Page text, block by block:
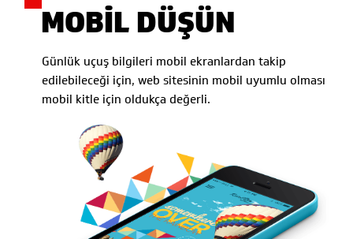
MOBİL DÜŞÜN
Günlük uçuş bilgileri mobil ekranlardan takip
edilebileceği için, web sitesinin mobil uyumlu olması
mobil kitle için oldukça değerli.